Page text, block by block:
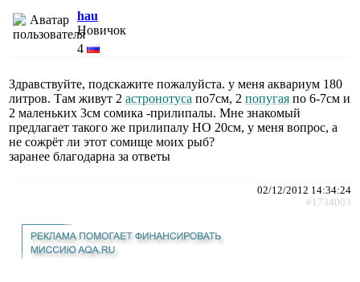
hau
Новичок
4
Здравствуйте, подскажите пожалуйста. у меня аквариум 180
литров. Там живут 2 астронотуса по7см, 2 попугая по 6-7см и
2 маленьких 3см сомика -прилипалы. Мне знакомый
предлагает такого же прилипалу НО 20см, у меня вопрос, а
не сожрёт ли этот сомище моих рыб?
заранее благодарна за ответы
02/12/2012 14:34:24
#1734003